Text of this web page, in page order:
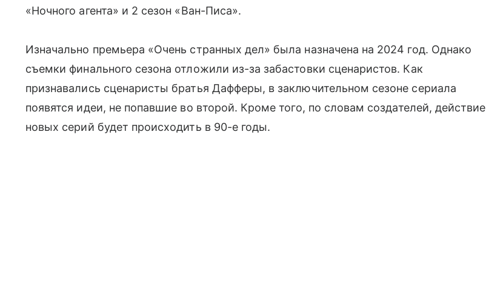
«Ночного агента» и 2 сезон «Ван-Писа».
Изначально премьера «Очень странных дел» была назначена на 2024 год. Однако
съемки финального сезона отложили из-за забастовки сценаристов. Как
признавались сценаристы братья Дафферы, в заключительном сезоне сериала
появятся идеи, не попавшие во второй. Кроме того, по словам создателей, действие
новых серий будет происходить в 90-е годы.